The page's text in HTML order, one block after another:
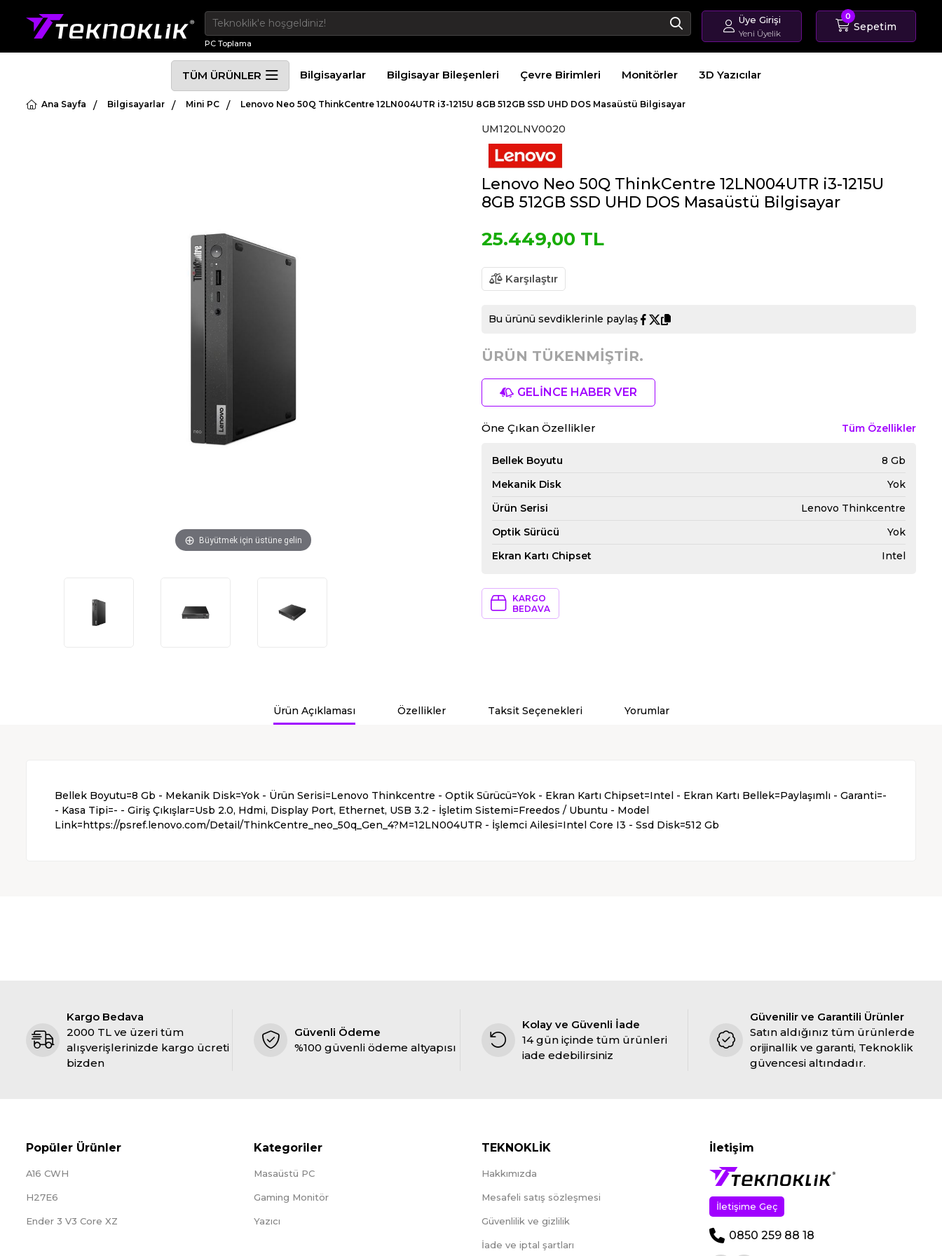
PC Toplama
Üye Girişi
Yeni Üyelik
Üye Ol
0
Sepetim
TÜM ÜRÜNLER Bilgisayarlar Bilgisayar Bileşenleri Çevre Birimleri Monitörler 3D Yazıcılar
Ana Sayfa Bilgisayarlar Mini PC Lenovo Neo 50Q ThinkCentre 12LN004UTR i3-1215U 8GB 512GB SSD UHD DOS Masaüstü Bilgisayar
Büyütmek için üstüne gelin
UM120LNV0020
Lenovo Neo 50Q ThinkCentre 12LN004UTR i3-1215U
8GB 512GB SSD UHD DOS Masaüstü Bilgisayar
25.449,00 TL
Karşılaştır
Bu ürünü sevdiklerinle paylaş
ÜRÜN TÜKENMİŞTİR.
GELİNCE HABER VER
Öne Çıkan Özellikler Tüm Özellikler
Bellek Boyutu
8 Gb
Mekanik Disk
Yok
Ürün Serisi
Lenovo Thinkcentre
Optik Sürücü
Yok
Ekran Kartı Chipset
Intel
KARGO
BEDAVA
Ürün Açıklaması Özellikler Taksit Seçenekleri Yorumlar
Bellek Boyutu=8 Gb - Mekanik Disk=Yok - Ürün Serisi=Lenovo Thinkcentre - Optik Sürücü=Yok - Ekran Kartı Chipset=Intel - Ekran Kartı Bellek=Paylaşımlı - Garanti=-
- Kasa Tipi=- - Giriş Çıkışlar=Usb 2.0, Hdmi, Display Port, Ethernet, USB 3.2 - İşletim Sistemi=Freedos / Ubuntu - Model
Link=https://psref.lenovo.com/Detail/ThinkCentre_neo_50q_Gen_4?M=12LN004UTR - İşlemci Ailesi=Intel Core I3 - Ssd Disk=512 Gb
Kargo Bedava
2000 TL ve üzeri tüm
alışverişlerinizde kargo ücreti
bizden
Güvenli Ödeme
%100 güvenli ödeme altyapısı
Kolay ve Güvenli İade
14 gün içinde tüm ürünleri
iade edebilirsiniz
Güvenilir ve Garantili Ürünler
Satın aldığınız tüm ürünlerde
orijinallik ve garanti, Teknoklik
güvencesi altındadır.
Popüler Ürünler
A16 CWH
H27E6
Ender 3 V3 Core XZ
Kategoriler
Masaüstü PC
Gaming Monitör
Yazıcı
TEKNOKLİK
Hakkımızda
Mesafeli satış sözleşmesi
Güvenlilik ve gizlilik
İade ve iptal şartları
İletişim
İletişime Geç
0850 259 88 18